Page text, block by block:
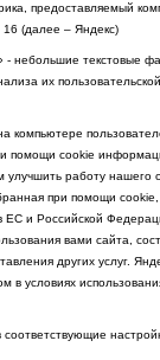
предоставляемый
(далее – Яндекс)
- небольшие текстовые
их пользовательской
компьютере
помощи cookie
работу нашего
при помощи cookie,
ЕС и Российской
вами сайта,
других услуг.
в условиях